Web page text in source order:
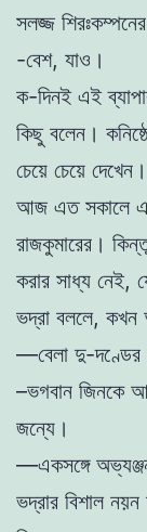
সলজ্জ
-বেশ, যাও।
ক-দিনই এই
কিছু বলেন।
চেয়ে চেয়ে দেখেন।
আজ এত সকালে
রাজকুমারের।
করার সাধ্য নেই,
ভদ্রা বললে,
—বেলা দু-দণ্ডের
–ভগবান জিনকে
জন্যে।
—একসঙ্গে
ভদ্রার বিশাল